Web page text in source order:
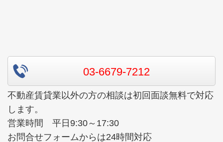
03-6679-7212
不動産賃貸業以外の方の相談は初回面談無料で対応
します。
営業時間 平日9:30～17:30
お問合せフォームからは24時間対応